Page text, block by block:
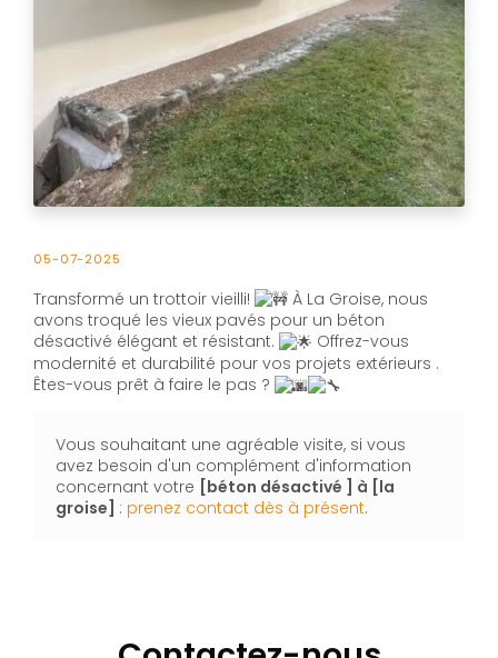
05-07-2025
Transformé un trottoir vieilli!
À La Groise, nous
avons troqué les vieux pavés pour un béton
désactivé élégant et résistant.
Offrez-vous
modernité et durabilité pour vos projets extérieurs .
Êtes-vous prêt à faire le pas ?
Vous souhaitant une agréable visite, si vous
avez besoin d'un complément d'information
concernant votre [béton désactivé ] à [la
groise] : prenez contact dès à présent.